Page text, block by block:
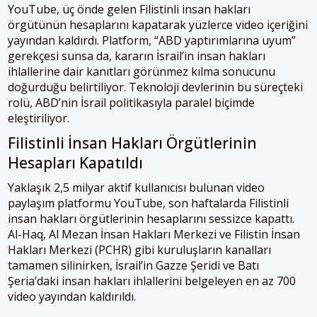
YouTube, üç önde gelen Filistinli insan hakları
örgütünün hesaplarını kapatarak yüzlerce video içeriğini
yayından kaldırdı. Platform, “ABD yaptırımlarına uyum”
gerekçesi sunsa da, kararın İsrail’in insan hakları
ihlallerine dair kanıtları görünmez kılma sonucunu
doğurduğu belirtiliyor. Teknoloji devlerinin bu süreçteki
rolü, ABD’nin İsrail politikasıyla paralel biçimde
eleştiriliyor.
Filistinli İnsan Hakları Örgütlerinin
Hesapları Kapatıldı
Yaklaşık 2,5 milyar aktif kullanıcısı bulunan video
paylaşım platformu YouTube, son haftalarda Filistinli
insan hakları örgütlerinin hesaplarını sessizce kapattı.
Al-Haq, Al Mezan İnsan Hakları Merkezi ve Filistin İnsan
Hakları Merkezi (PCHR) gibi kuruluşların kanalları
tamamen silinirken, İsrail’in Gazze Şeridi ve Batı
Şeria’daki insan hakları ihlallerini belgeleyen en az 700
video yayından kaldırıldı.